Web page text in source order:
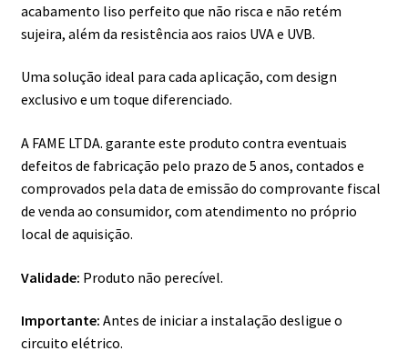
acabamento liso perfeito que não risca e não retém
sujeira, além da resistência aos raios UVA e UVB.
Uma solução ideal para cada aplicação, com design
exclusivo e um toque diferenciado.
A FAME LTDA. garante este produto contra eventuais
defeitos de fabricação pelo prazo de 5 anos, contados e
comprovados pela data de emissão do comprovante fiscal
de venda ao consumidor, com atendimento no próprio
local de aquisição.
Validade: Produto não perecível.
Importante: Antes de iniciar a instalação desligue o
circuito elétrico.